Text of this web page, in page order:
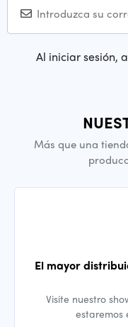
Al iniciar sesión,
Más que una
El mayor
Visite nuestro
estaremos